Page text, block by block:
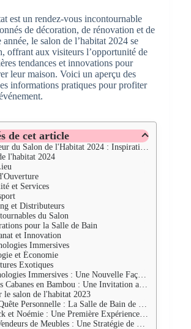
est un rendez-vous incontournable
de décoration, de rénovation et de
le salon de l’habitat 2024 se
offrant aux visiteurs l’opportunité de
tendances et innovations pour
leur maison. Voici un aperçu des
informations pratiques pour profiter
de cet article
de l'Habitat 2024 : Inspirations, Innovations et Rencontres
l'habitat 2024
et Services
et Distributeurs
du Salon
pour la Salle de Bain
et Innovation
Immersives
et Économie
Exotiques
Immersives : Une Nouvelle Façon de Vendre
en Bambou : Une Invitation au Voyage
le salon de l'habitat 2023
Personnelle : La Salle de Bain de Rêve de Cathy
et Noémie : Une Première Expérience au Salon
de Meubles : Une Stratégie de Vente Bien Huilée